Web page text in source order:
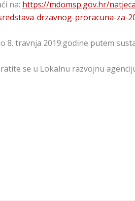
na: https://mdomsp.gov.hr/
drzavnog-proracuna-za-
8. travnja 2019.godine putem
se u Lokalnu razvojnu